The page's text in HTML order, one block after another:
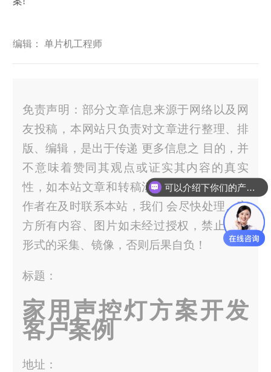
编辑： 单片机工程师
免责声明：部分文章信息来源于网络以及网
友投稿，本网站只负责对文章进行整理、排
版、编辑，是出于传递 更多信息之 目的，并
不意味着赞同其观点或证实其内容的真实
性，如本站文章和转稿涉及版权等问题，请
作者在及时联系本站，我们 会尽快处理。官
方所有内容、图片如未经过授权，禁止任何
形式的采集、镜像，否则后果自负！
标题：
家用声控灯方案开发
客户案例
地址：
可以介绍下你们的产品么？